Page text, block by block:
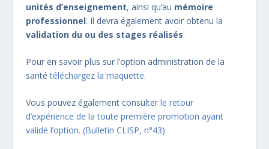
unités d’enseignement, ainsi qu’au mémoire
professionnel. Il devra également avoir obtenu la
validation du ou des stages réalisés.
Pour en savoir plus sur l’option administration de la
santétéléchargez la maquette.
Vous pouvez également consulter le retour
d’expérience de la toute première promotion ayant
validé l’option. (Bulletin CLISP, n°43)